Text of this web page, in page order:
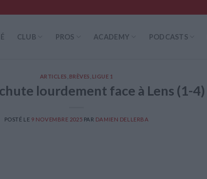
CLUB PROS ACADEMY PODCASTS
ARTICLES BRÈVES LIGUE 1
lourdement face à Lens (1-4)
POSTÉ LE 9 NOVEMBRE 2025 PAR DAMIEN DELLERBA